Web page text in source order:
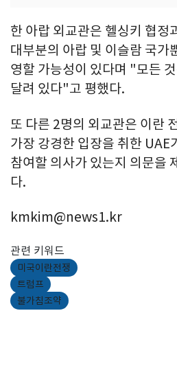
한 아랍 외교관은 헬싱키 협정
대부분의 아랍 및 이슬람 국가
영할 가능성이 있다며 "모든
달려 있다"고 평했다.
또 다른 2명의 외교관은 이란
가장 강경한 입장을 취한 UAE
참여할 의사가 있는지 의문을
다.
kmkim@news1.kr
관련 키워드
미국이란전쟁
트럼프
불가침조약